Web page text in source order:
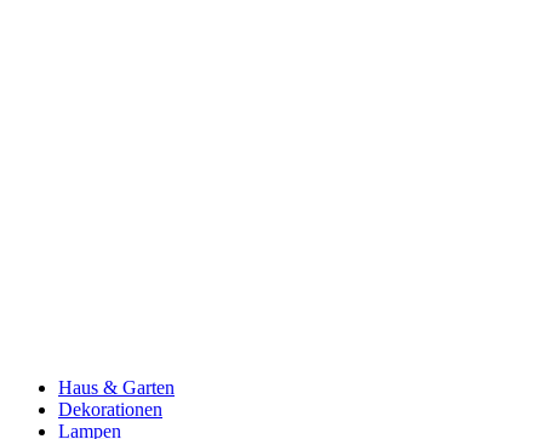
Haus & Garten
Dekorationen
Lampen